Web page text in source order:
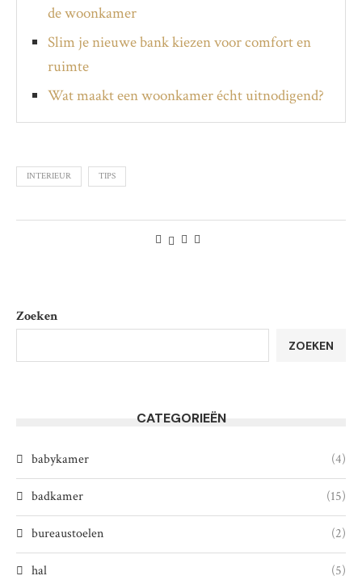
de woonkamer
Slim je nieuwe bank kiezen voor comfort en
ruimte
Wat maakt een woonkamer écht uitnodigend?
INTERIEUR TIPS
Zoeken
ZOEKEN
CATEGORIEËN
babykamer (4)
badkamer (15)
bureaustoelen (2)
hal (5)